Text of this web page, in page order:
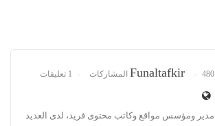
Funaltafkir 480 المشاركات 1 تعليقات
مدير ومؤسس مواقع وكاتب محتوى فريد، لدى العديد